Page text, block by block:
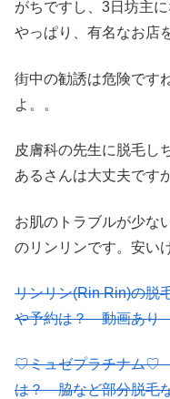
がちですし、3日坊主
やっぱり、有名なお店
街中の勧誘は危険です
よ。。
皮膚科の先生に脱毛し
あるさんは大丈夫です
お肌のトラブルが少な
のリンリンです。安い
リンリン(Rin Rin)の
や予約は？ 動画あり
♡ミュゼプラチナム♡
は？ 脇など部分脱毛